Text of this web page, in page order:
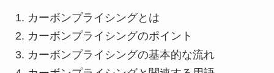
カーボンプライシングとは
カーボンプライシングのポイント
カーボンプライシングの基本的な流れ